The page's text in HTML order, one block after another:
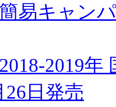
易キャン
2019
26日発売